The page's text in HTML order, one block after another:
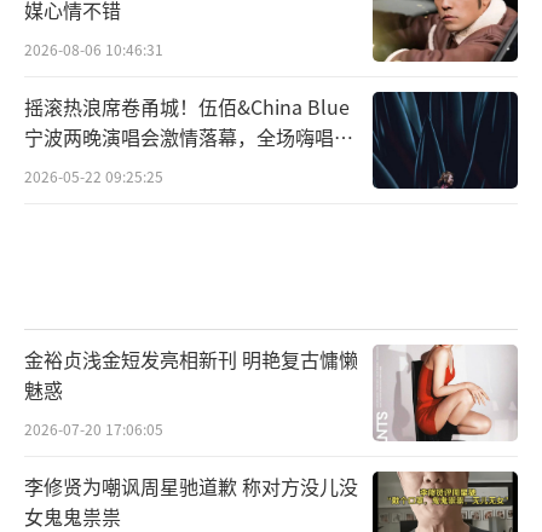
媒心情不错
2026-08-06 10:46:31
摇滚热浪席卷甬城！伍佰&China Blue
宁波两晚演唱会激情落幕，全场嗨唱氛
围炸裂
2026-05-22 09:25:25
金裕贞浅金短发亮相新刊 明艳复古慵懒
魅惑
2026-07-20 17:06:05
李修贤为嘲讽周星驰道歉 称对方没儿没
女鬼鬼祟祟